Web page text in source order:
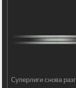
Суперлиги снова